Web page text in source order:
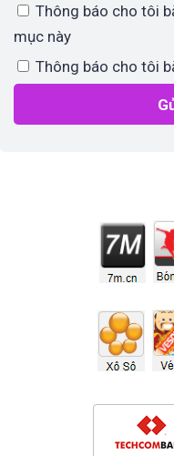
Thông báo cho tôi
mục này
Thông báo cho tôi